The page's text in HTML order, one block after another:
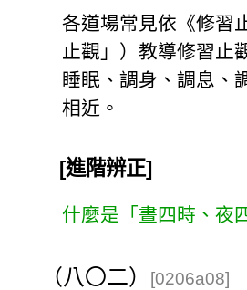
各道場常見依《修習
止觀」）教導修習止
睡眠、調身、調息、
相近。
[進階辨正]
什麼是「晝四時、夜
（八〇二） [0206a08]